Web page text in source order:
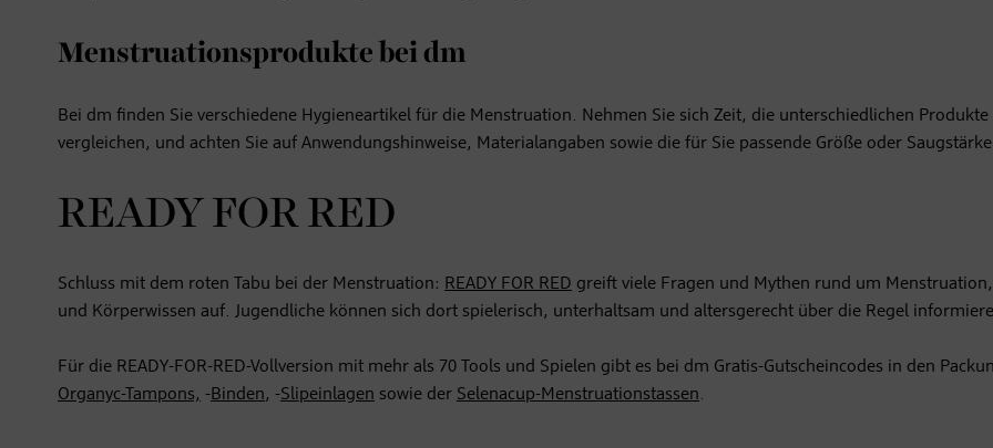
Menstruationsprodukte bei dm
Bei dm finden Sie verschiedene Hygieneartikel für die Menstruation. Nehmen Sie sich Zeit, die unterschiedlichen Produkte
vergleichen, und achten Sie auf Anwendungshinweise, Materialangaben sowie die für Sie passende Größe oder
READY FOR RED
Schluss mit dem roten Tabu bei der Menstruation: READY FOR RED greift viele Fragen und Mythen rund um Menstruation,
und Körperwissen auf. Jugendliche können sich dort spielerisch, unterhaltsam und altersgerecht über die Regel
Für die READY-FOR-RED-Vollversion mit mehr als 70 Tools und Spielen gibt es bei dm Gratis-Gutscheincodes in den
Organyc-Tampons, -Binden, -Slipeinlagen sowie der Selenacup-Menstruationstassen.